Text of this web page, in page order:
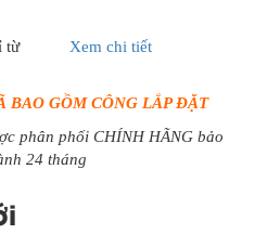
từ
Xem chi tiết
BAO GỒM CÔNG LẮP ĐẶT
phân phối CHÍNH HÃNG bảo
24 tháng